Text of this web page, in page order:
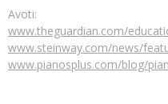
Avoti:
www.theguardian.com/
www.steinway.com/news/
www.pianosplus.com/blog/